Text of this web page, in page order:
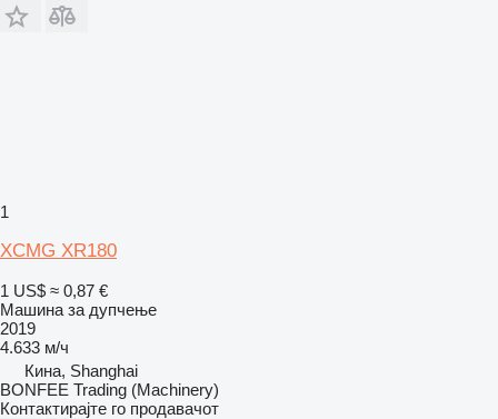
1
XCMG XR180
1 US$ ≈ 0,87 €
Машина за дупчење
2019
4.633 м/ч
Кина, Shanghai
BONFEE Trading (Machinery)
Контактирајте го продавачот